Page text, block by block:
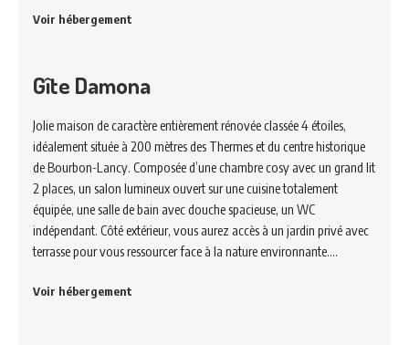
Voir hébergement
Gîte Damona
Jolie maison de caractère entièrement rénovée classée 4 étoiles,
idéalement située à 200 mètres des Thermes et du centre historique
de Bourbon-Lancy. Composée d’une chambre cosy avec un grand lit
2 places, un salon lumineux ouvert sur une cuisine totalement
équipée, une salle de bain avec douche spacieuse, un WC
indépendant. Côté extérieur, vous aurez accès à un jardin privé avec
terrasse pour vous ressourcer face à la nature environnante.…
Voir hébergement